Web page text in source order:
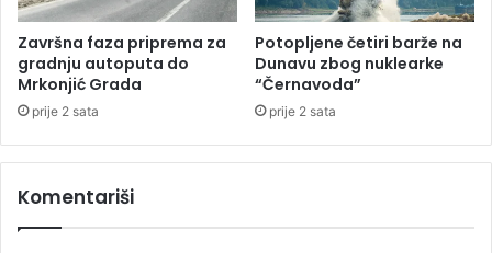
d
r
a
N
e
o
i
R
S
Završna faza priprema za
gradnju autoputa do
Mrkonjić Grada
prije 2 sata
Potopljene četiri barže na
Dunavu zbog nuklearke
“Černavoda”
prije 2 sata
Komentariši